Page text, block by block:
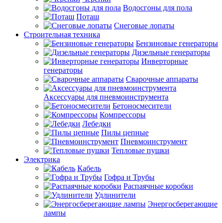
Водосгоны для пола
Поташ
Снеговые лопаты
Строительная техника
Бензиновые генераторы
Дизельные генераторы
Инверторные
генераторы
Сварочные аппараты
Аксессуары для пневмоинструмента
Бетоносмесители
Компрессоры
Лебедки
Пилы цепные
Пневмоинструмент
Тепловые пушки
Электрика
Кабель
Гофра и Трубы
Распаячные коробки
Удлинители
Энергосберегающие
лампы